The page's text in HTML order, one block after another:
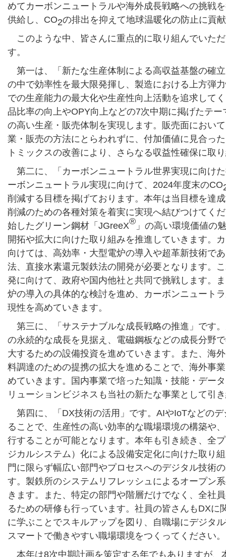
めてカーボンニュートラルや海外成長戦略への挑戦
供給し、CO2の排出を抑えて地球温暖化の防止に貢
このような中、皆さんに重点的に取り組んでいた
す。
第一は、「新たな生産体制による高収益基盤の確
の中で効率性を最大限発揮し、製造における上方弾
での生産能力の最大化や生産性向上活動を追求して
品比率の向上やOPY向上などの7次中期に掲げたテ
の高い生産・販売体制を実現します。販売面におい
業・販売の方法にとらわれずに、付加価値に見合っ
トミックスの改善により、さらなる収益性確保に取
第二に、「カーボンニュートラル世界実現に向け
ーボンニュートラル実現に向けて、2024年度末のCO
削減する目標を掲げております。本年は当目標を達
削減のための各種対策を着実に実現へ結びつけてく
始したグリーン鋼材「JGreeX® 」の高い環境価値の
開拓や拡大に向けた取り組みを推進していきます。
向けては、高効率・大型電炉の導入や超革新技術で
法、直接水素還元製鉄法の開発が必要となります。
発に向けて、政府や国内他社と共同で挑戦します。
炉の導入の具体的な検討を進め、カーボンニュート
現性を高めていきます。
第三に、「サステナブルな成長戦略の推進」です
の永続的な成長を見据え、電磁鋼板などの成長分野
大するための設備投資を進めていきます。また、海
料調達のための提携の拡大を進めることで、海外事
めていきます。国内事業で培った知識・技能・デー
リューションビジネスも当社の新たな事業として引
第四に、「DX技術の活用」です。AIやIoTなどの
ることで、生産性の高い効率的な職場環境の構築や
行することが可能となります。本年も引き続き、全
ジカルシステム）化による設備安定化に向けた取り
門に限らず幅広い部門やプロセスへのデジタル技術
す。製鉄所のシステムリフレッシュによるオープン
きます。また、特定の部門や階層だけでなく、全社
るための研修も行っています。社員の皆さんもDXに
に学ぶことでスキルアップを図り、自職場にデジタ
スマートで働きやすい職場環境をつくってください。
本年は8次中期計画を策定する年でもありますが、